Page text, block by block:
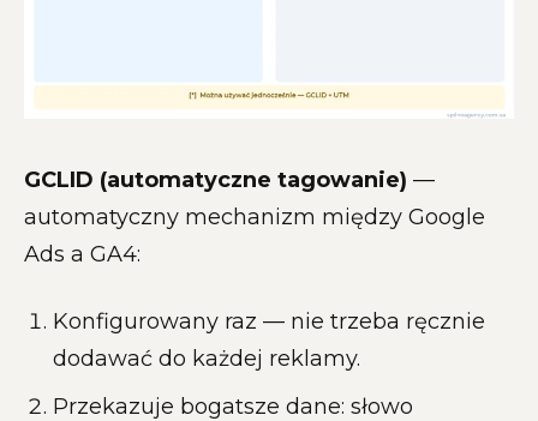
GCLID (automatyczne tagowanie) —
automatyczny mechanizm między Google
Ads a GA4:
Konfigurowany raz — nie trzeba ręcznie
dodawać do każdej reklamy.
Przekazuje bogatsze dane: słowo